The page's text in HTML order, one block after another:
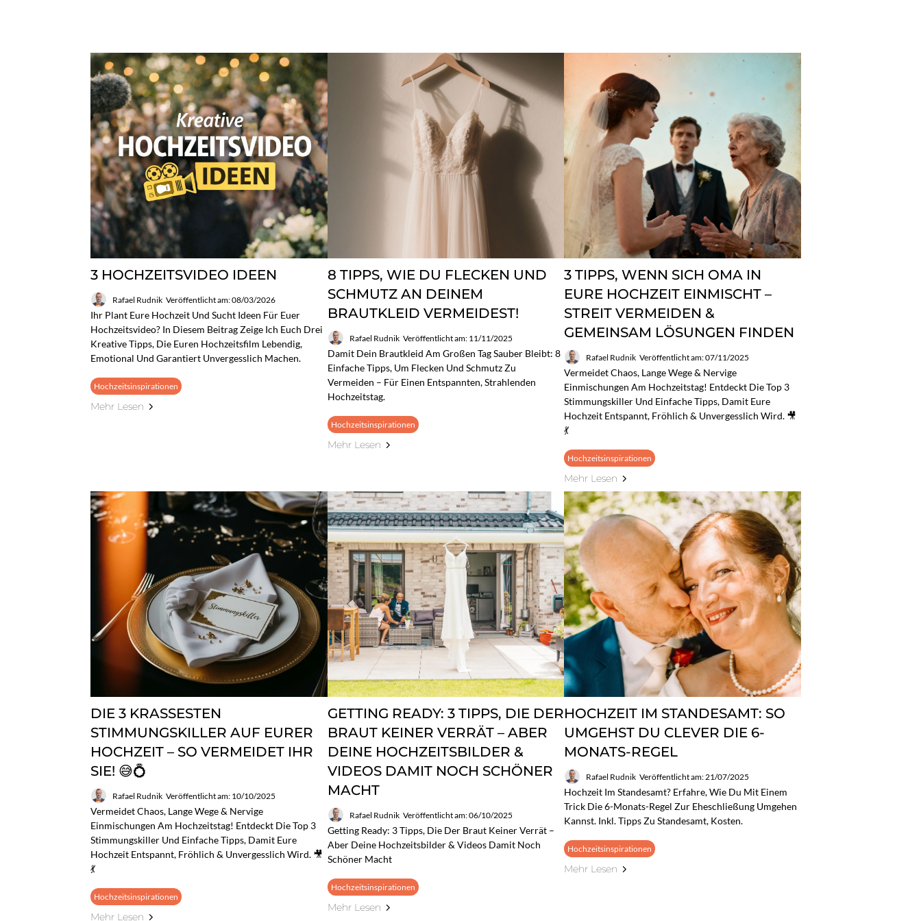
3 HOCHZEITSVIDEO IDEEN
Rafael Rudnik Veröffentlicht am: 08/03/2026
Ihr Plant Eure Hochzeit Und Sucht Ideen Für Euer
Hochzeitsvideo? In Diesem Beitrag Zeige Ich Euch Drei
Kreative Tipps, Die Euren Hochzeitsfilm Lebendig,
Emotional Und Garantiert Unvergesslich Machen.
Hochzeitsinspirationen
Mehr Lesen
8 TIPPS, WIE DU FLECKEN UND
SCHMUTZ AN DEINEM
BRAUTKLEID VERMEIDEST!
Rafael Rudnik Veröffentlicht am: 11/11/2025
Damit Dein Brautkleid Am Großen Tag Sauber Bleibt: 8
Einfache Tipps, Um Flecken Und Schmutz Zu
Vermeiden – Für Einen Entspannten, Strahlenden
Hochzeitstag.
Hochzeitsinspirationen
Mehr Lesen
3 TIPPS, WENN SICH OMA IN
EURE HOCHZEIT EINMISCHT –
STREIT VERMEIDEN &
GEMEINSAM LÖSUNGEN FINDEN
Rafael Rudnik Veröffentlicht am: 07/11/2025
Vermeidet Chaos, Lange Wege & Nervige
Einmischungen Am Hochzeitstag! Entdeckt Die Top 3
Stimmungskiller Und Einfache Tipps, Damit Eure
Hochzeit Entspannt, Fröhlich & Unvergesslich Wird. 🎥
💃
Hochzeitsinspirationen
Mehr Lesen
DIE 3 KRASSESTEN
STIMMUNGSKILLER AUF EURER
HOCHZEIT – SO VERMEIDET IHR
SIE! 😅💍
Rafael Rudnik Veröffentlicht am: 10/10/2025
Vermeidet Chaos, Lange Wege & Nervige
Einmischungen Am Hochzeitstag! Entdeckt Die Top 3
Stimmungskiller Und Einfache Tipps, Damit Eure
Hochzeit Entspannt, Fröhlich & Unvergesslich Wird. 🎥
💃
Hochzeitsinspirationen
Mehr Lesen
GETTING READY: 3 TIPPS, DIE DER
BRAUT KEINER VERRÄT – ABER
DEINE HOCHZEITSBILDER &
VIDEOS DAMIT NOCH SCHÖNER
MACHT
Rafael Rudnik Veröffentlicht am: 06/10/2025
Getting Ready: 3 Tipps, Die Der Braut Keiner Verrät –
Aber Deine Hochzeitsbilder & Videos Damit Noch
Schöner Macht
Hochzeitsinspirationen
Mehr Lesen
HOCHZEIT IM STANDESAMT: SO
UMGEHST DU CLEVER DIE 6-
MONATS-REGEL
Rafael Rudnik Veröffentlicht am: 21/07/2025
Hochzeit Im Standesamt? Erfahre, Wie Du Mit Einem
Trick Die 6-Monats-Regel Zur Eheschließung Umgehen
Kannst. Inkl. Tipps Zu Standesamt, Kosten.
Hochzeitsinspirationen
Mehr Lesen